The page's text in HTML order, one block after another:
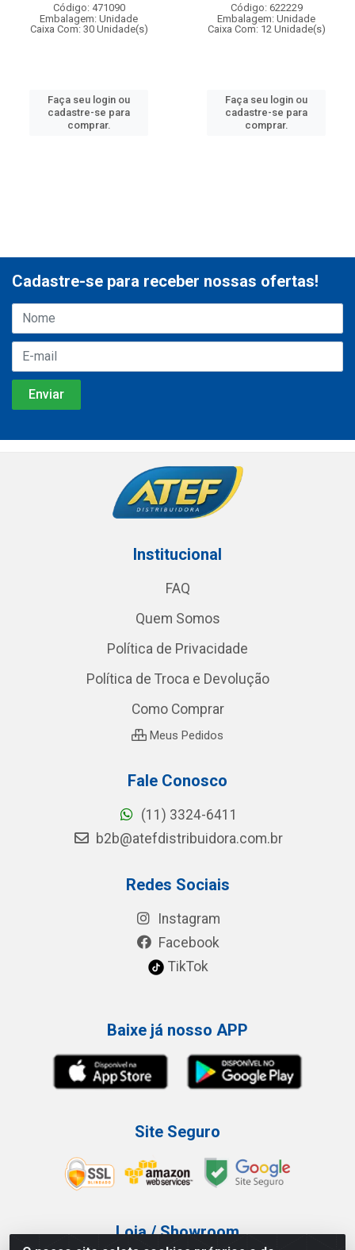
Código: 471090
Embalagem: Unidade
Caixa Com: 30 Unidade(s)
Faça seu login ou
cadastre-se para
comprar.
Código: 622229
Embalagem: Unidade
Caixa Com: 12 Unidade(s)
Faça seu login ou
cadastre-se para
comprar.
Cadastre-se para receber nossas ofertas!
Institucional
FAQ
Quem Somos
Política de Privacidade
Política de Troca e Devolução
Como Comprar
Meus Pedidos
Fale Conosco
(11) 3324-6411
b2b@atefdistribuidora.com.br
Redes Sociais
Instagram
Facebook
TikTok
Baixe já nosso APP
Site Seguro
Loja / Showroom